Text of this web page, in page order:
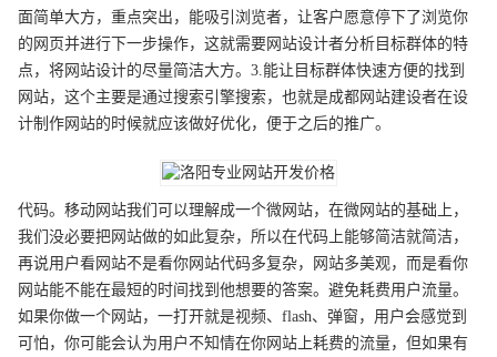
面简单大方，重点突出，能吸引浏览者，让客户愿意停下了浏览你
的网页并进行下一步操作，这就需要网站设计者分析目标群体的特
点，将网站设计的尽量简洁大方。3.能让目标群体快速方便的找到
网站，这个主要是通过搜索引擎搜索，也就是成都网站建设者在设
计制作网站的时候就应该做好优化，便于之后的推广。
代码。移动网站我们可以理解成一个微网站，在微网站的基础上，
我们没必要把网站做的如此复杂，所以在代码上能够简洁就简洁，
再说用户看网站不是看你网站代码多复杂，网站多美观，而是看你
网站能不能在最短的时间找到他想要的答案。避免耗费用户流量。
如果你做一个网站，一打开就是视频、flash、弹窗，用户会感觉到
可怕，你可能会认为用户不知情在你网站上耗费的流量，但如果有